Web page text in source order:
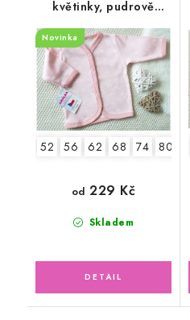
květinky, pudrově
růžový
Novinka
52 56 62 68 74 80
Skladem
od 229 Kč